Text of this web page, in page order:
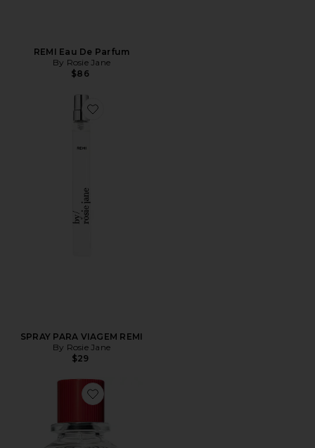
REMI Eau De Parfum
By Rosie Jane
$86
Favorite SPRAY PARA VIAGEM REMI
SPRAY PARA VIAGEM REMI
By Rosie Jane
$29
Favorite Never Spring Eau De Parfum